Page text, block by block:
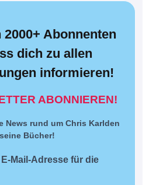
Abonnenten
dich zu allen
informieren!
ABONNIEREN!
News rund um Chris Karlden
Bücher!
Mail-Adresse für die